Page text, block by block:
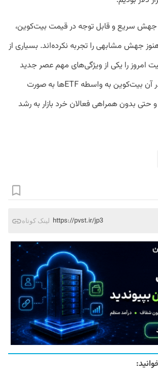
جهش سریع و قابل توجه در قیمت بیت‌کوین،
جهش مشابهی را تجربه نکرده‌اند. بسیاری از
امروز را یکی از ویژگی‌های مهم عصر جدید
کریپتو می‌دانند که در آن بیت‌کوین به واسطه ETFها به صورت
و حتی بدون همراهی فعالان خرد بازار به رشد
لینک کوتاه https://pvst.ir/jp3